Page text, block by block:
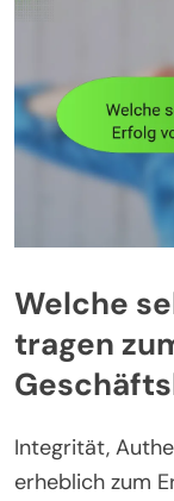
Welche
tragen
Integrität,
erheblich zum